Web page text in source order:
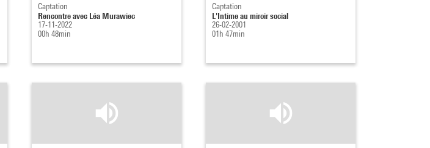
Captation
Rencontre avec Léa Murawiec
17-11-2022
00h 48min
Captation
L'Intime au miroir social
26-02-2001
01h 47min